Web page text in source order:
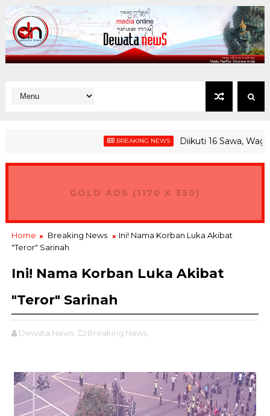
BREAKING NEWS Diikuti 16 Sawa, Wagub
GOLD ADS (1170 X 350)
Home Breaking News
Ini! Nama Korban Luka Akibat
"Teror" Sarinah
Ini! Nama Korban Luka Akibat
"Teror" Sarinah
Dewata News Breaking News,